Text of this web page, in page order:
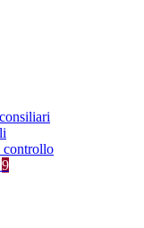
controllo
9